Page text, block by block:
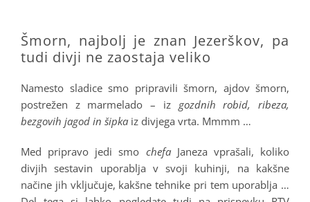
Šmorn, najbolj je znan Jezerškov, pa
tudi divji ne zaostaja veliko
Namesto sladice smo pripravili šmorn, ajdov šmorn,
postrežen z marmelado – iz gozdnih robid, ribeza,
bezgovih jagod in šipka iz divjega vrta. Mmmm …
Med pripravo jedi smo chefaJaneza vprašali, koliko
divjih sestavin uporablja v svoji kuhinji, na kakšne
načine jih vključuje, kakšne tehnike pri tem uporablja …